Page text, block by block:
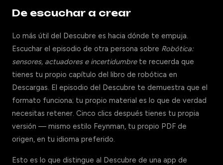
De escuchar a crear
Lo más útil del Descubre es hacia dónde te empuja.
Escuchar el episodio de otra persona sobre Robótica:
sensores, actuadores e incertidumbrete recuerda que
tienes tu propio capítulo del libro de robótica en
Descargas. El episodio del Descubre te demuestra que el
formato funciona; tu propio material es lo que de verdad
necesitas retener. Cinco clics después tienes tu propia
versión — mismo estilo Feynman, tu propio PDF de
origen, en tu idioma preferido.
Esto es lo que distingue al Descubre de una app de